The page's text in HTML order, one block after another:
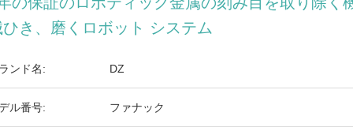
き、磨くロボット システム
ンド名: DZ
ル番号: ファナック